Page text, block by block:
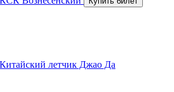
Китайский летчик Джао Да